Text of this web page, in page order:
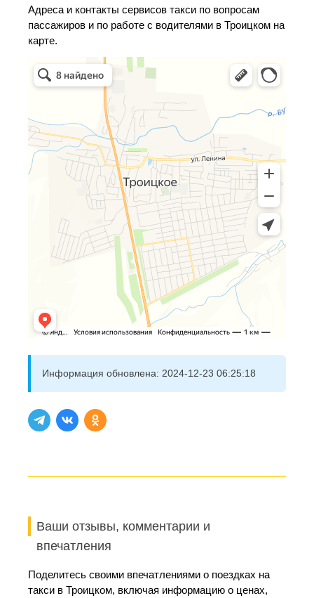
Адреса и контакты сервисов такси по вопросам
пассажиров и по работе с водителями в Троицком на
карте.
Информация обновлена: 2024-12-23 06:25:18
Ваши отзывы, комментарии и
впечатления
Поделитесь своими впечатлениями о поездках на
такси в Троицком, включая информацию о ценах,